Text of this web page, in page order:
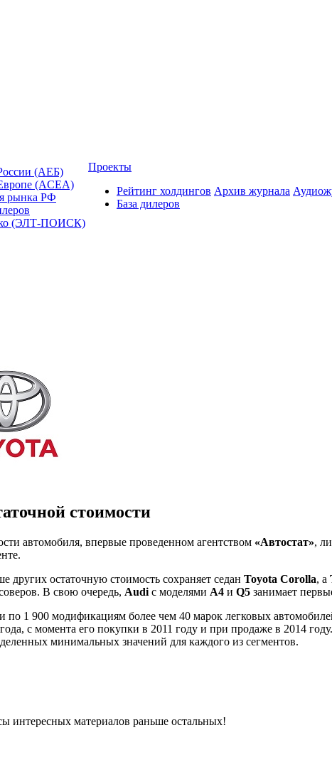
(АЕБ)
(ACEA)
рынка РФ
(ЭЛТ-ПОИСК)
Проекты
Рейтинг холдингов
База дилеров
Архив журнала
стоимости
автомобиля, впервые проведенном агентством «Автостат»,
других остаточную стоимость сохраняет седан Toyota Corolla, а
В свою очередь, Audi с моделями A4 и Q5 занимает
по 1 900 модификациям более чем 40 марок легковых
с момента его покупки в 2011 году и при продаже в 2014
минимальных значений для каждого из сегментов.
интересных материалов раньше остальных!